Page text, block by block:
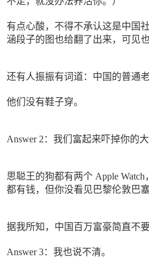
有点心酸，不得不承认这是中国
涵段子的图也给翻了出来，可见
还有人振振有词道：中国的普通
他们没有鞋子穿。
Answer 2：我们富起来吓掉你的大
思聪王的狗都有两个 Apple
都有钱，但你没看见巴黎伦敦巴
据我所知，中国百万富豪简直不
Answer 3：我也说不清。